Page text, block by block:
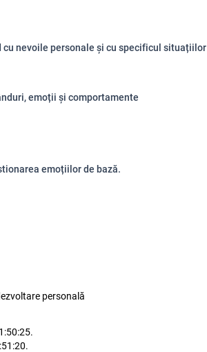
nevoile personale și cu specificul situațiilor
emoții și comportamente
emoțiilor de bază.
personală